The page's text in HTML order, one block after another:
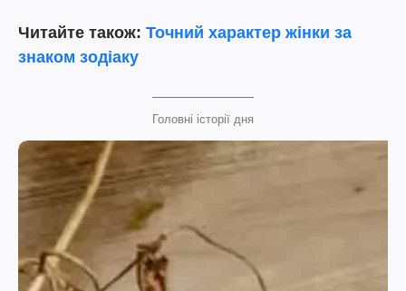
Читайте також: Точний характер жінки за
знаком зодіаку
Головні історії дня